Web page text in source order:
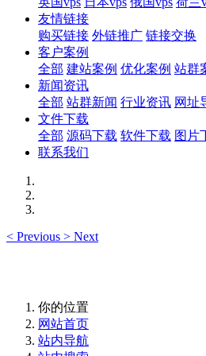
友情链接
购买链接 外链推广 链接交换
客户案例
全部 建站案例 优化案例 站群
新闻资讯
全部 站群新闻 行业资讯 网址
文件下载
全部 源码下载 软件下载 图片
联系我们
< Previous > Next
你的位置
网站首页
站内导航